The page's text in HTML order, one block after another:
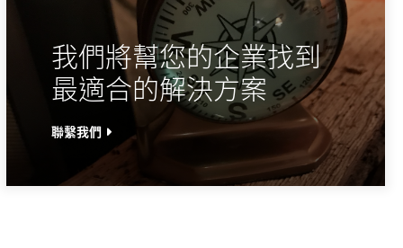
我們將幫您的企業找到
最適合的解決方案
聯繫我們